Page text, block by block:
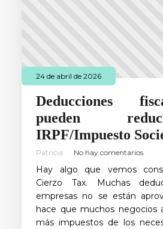
24 de abril de 2026
Deducciones
pueden
IRPF/Impuesto
Patricia No hay comentarios
Hay algo que vemos
Cierzo Tax. Muchas
empresas no se están
hace que muchos negocios
más impuestos de los